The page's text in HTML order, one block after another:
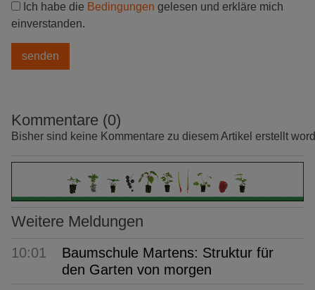
Ich habe die Bedingungen gelesen und erkläre mich
einverstanden.
Kommentare (0)
Bisher sind keine Kommentare zu diesem Artikel erstellt
Weitere Meldungen
10:01
Baumschule Martens: Struktur für
den Garten von morgen